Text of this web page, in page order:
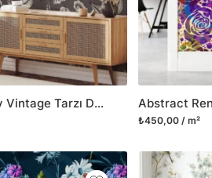
Abstract Paisley Vintage Tarzı Duvar Kağıdı, Şık Monokrom Çiçek Desenli 3D Duvar Posteri
₺450,00 / m²